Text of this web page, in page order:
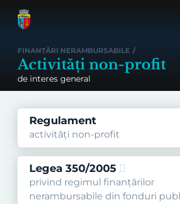
FINANȚĂRI NERAMBURSABILE /
Activități non-profit
de interes general
Regulament
activități non-profit
Legea 350/2005
privind regimul finanţărilor
nerambursabile din fonduri